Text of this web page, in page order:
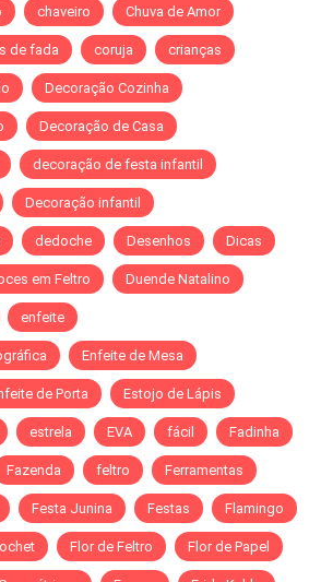
chaveiro Chuva de Amor
de fada coruja crianças
Decoração Cozinha
Decoração de Casa
decoração de festa infantil
Decoração infantil
dedoche Desenhos Dicas
em Feltro Duende Natalino
enfeite
Enfeite de Mesa
de Porta Estojo de Lápis
estrela EVA fácil Fadinha
Fazenda feltro Ferramentas
Festa Junina Festas Flamingo
Flor de Feltro Flor de Papel